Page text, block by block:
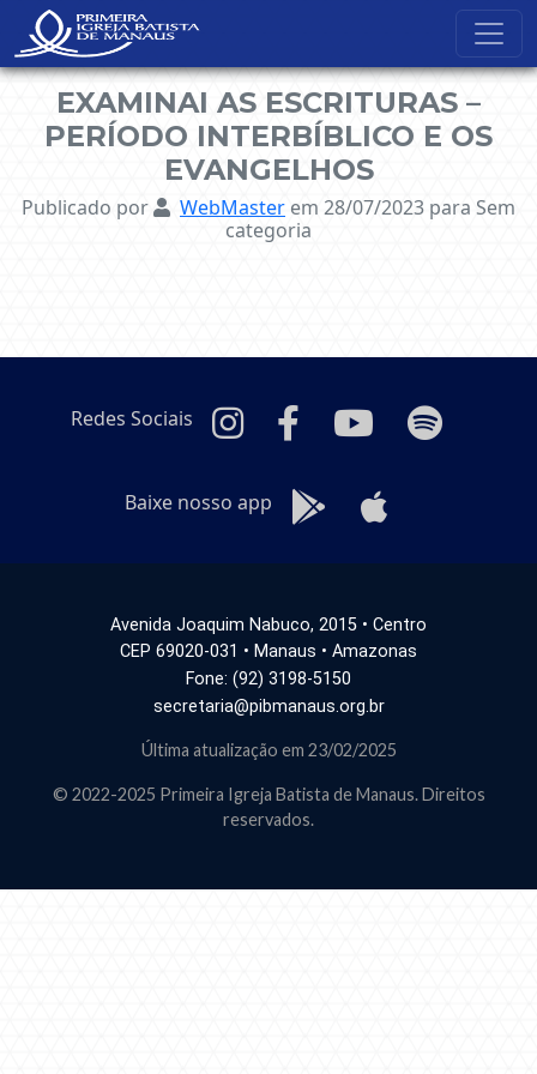
NavBar Oculta
EXAMINAI AS ESCRITURAS –
PERÍODO INTERBÍBLICO E OS
EVANGELHOS
Publicado por WebMaster em 28/07/2023 para Sem
categoria
Redes Sociais
Baixe nosso app
Avenida Joaquim Nabuco, 2015 • Centro
CEP 69020-031 • Manaus • Amazonas
Fone: (92) 3198-5150
secretaria@pibmanaus.org.br
Última atualização em 23/02/2025
© 2022-2025 Primeira Igreja Batista de Manaus. Direitos
reservados.